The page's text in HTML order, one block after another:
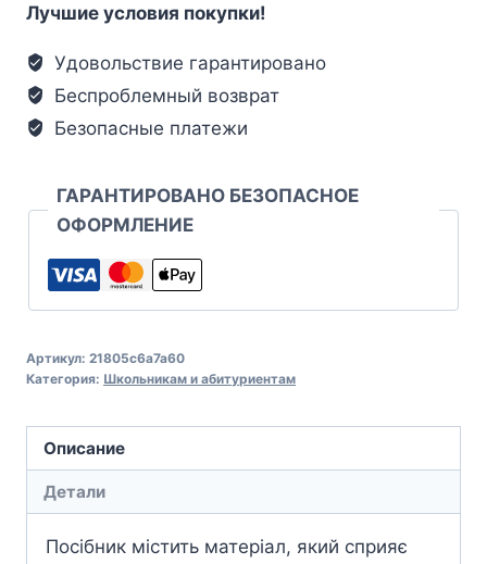
Лучшие условия покупки!
Удовольствие гарантировано
Беспроблемный возврат
Безопасные платежи
ГАРАНТИРОВАНО БЕЗОПАСНОЕ
ОФОРМЛЕНИЕ
Артикул: 21805c6a7a60
Категория: Школьникам и абитуриентам
Описание
Детали
Посібник містить матеріал, який сприяє